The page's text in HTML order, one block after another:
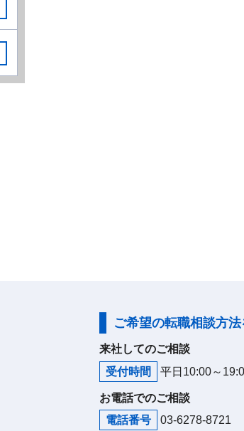
ご希望の転職相談方
来社してのご相談
受付時間
平日10:00～
お電話でのご相談
電話番号
03-6278-8721